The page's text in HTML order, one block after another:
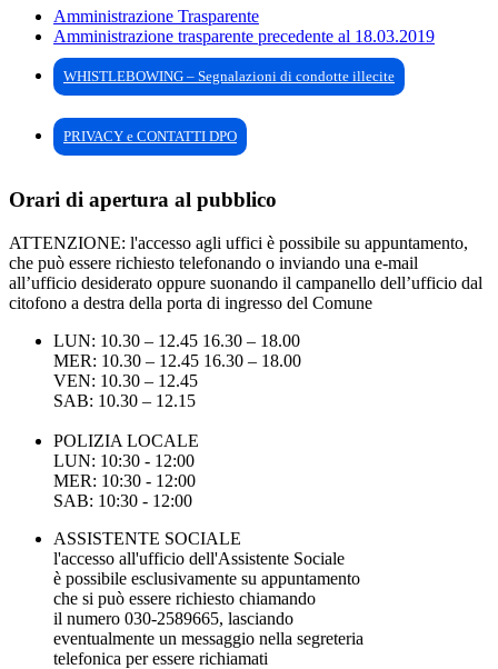
Amministrazione Trasparente
Amministrazione trasparente precedente al 18.03.2019
WHISTLEBOWING – Segnalazioni di condotte illecite
PRIVACY e CONTATTI DPO
Orari di apertura al pubblico
ATTENZIONE: l'accesso agli uffici è possibile su appuntamento,
che può essere richiesto telefonando o inviando una e-mail
all’ufficio desiderato oppure suonando il campanello dell’ufficio dal
citofono a destra della porta di ingresso del Comune
LUN: 10.30 – 12.45 16.30 – 18.00
MER: 10.30 – 12.45 16.30 – 18.00
VEN: 10.30 – 12.45
SAB: 10.30 – 12.15
POLIZIA LOCALE
LUN: 10:30 - 12:00
MER: 10:30 - 12:00
SAB: 10:30 - 12:00
ASSISTENTE SOCIALE
l'accesso all'ufficio dell'Assistente Sociale
è possibile esclusivamente su appuntamento
che si può essere richiesto chiamando
il numero 030-2589665, lasciando
eventualmente un messaggio nella segreteria
telefonica per essere richiamati